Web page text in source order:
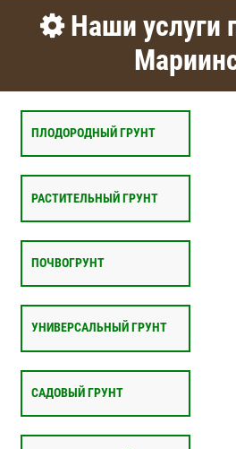
Наши услуги
ПЛОДОРОДНЫЙ ГРУНТ
РАСТИТЕЛЬНЫЙ ГРУНТ
ПОЧВОГРУНТ
УНИВЕРСАЛЬНЫЙ ГРУНТ
САДОВЫЙ ГРУНТ